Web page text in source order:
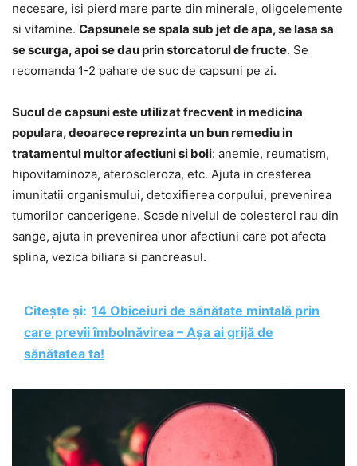
necesare, isi pierd mare parte din minerale, oligoelemente
si vitamine. Capsunele se spala sub jet de apa, se lasa sa
se scurga, apoi se dau prin storcatorul de fructe. Se
recomanda 1-2 pahare de suc de capsuni pe zi.
Sucul de capsuni este utilizat frecvent in medicina
populara, deoarece reprezinta un bun remediu in
tratamentul multor afectiuni si boli: anemie, reumatism,
hipovitaminoza, ateroscleroza, etc. Ajuta in cresterea
imunitatii organismului, detoxifierea corpului, prevenirea
tumorilor cancerigene. Scade nivelul de colesterol rau din
sange, ajuta in prevenirea unor afectiuni care pot afecta
splina, vezica biliara si pancreasul.
Citește și: 14 Obiceiuri de sănătate mintală prin
care previi îmbolnăvirea – Așa ai grijă de
sănătatea ta!